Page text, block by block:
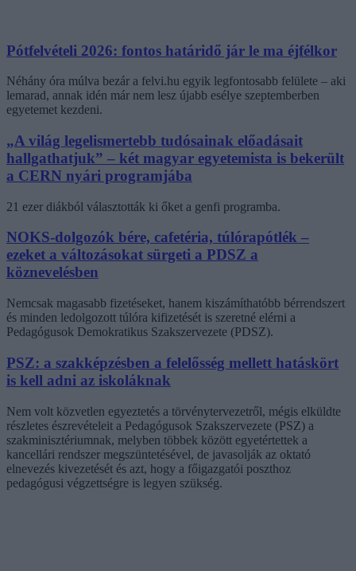
Pótfelvételi 2026: fontos határidő jár le ma éjfélkor
Néhány óra múlva bezár a felvi.hu egyik legfontosabb felülete – aki
lemarad, annak idén már nem lesz újabb esélye szeptemberben
egyetemet kezdeni.
„A világ legelismertebb tudósainak előadásait
hallgathatjuk” – két magyar egyetemista is bekerült
a CERN nyári programjába
21 ezer diákból választották ki őket a genfi programba.
NOKS-dolgozók bére, cafetéria, túlórapótlék –
ezeket a változásokat sürgeti a PDSZ a
köznevelésben
Nemcsak magasabb fizetéseket, hanem kiszámíthatóbb bérrendszert
és minden ledolgozott túlóra kifizetését is szeretné elérni a
Pedagógusok Demokratikus Szakszervezete (PDSZ).
PSZ: a szakképzésben a felelősség mellett hatáskört
is kell adni az iskoláknak
Nem volt közvetlen egyeztetés a törvénytervezetről, mégis elküldte
részletes észrevételeit a Pedagógusok Szakszervezete (PSZ) a
szakminisztériumnak, melyben többek között egyetértettek a
kancellári rendszer megszüntetésével, de javasolják az oktató
elnevezés kivezetését és azt, hogy a főigazgatói poszthoz
pedagógusi végzettségre is legyen szükség.